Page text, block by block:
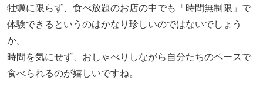
牡蠣に限らず、食べ放題のお店の中でも「時間無制限」で
体験できるというのはかなり珍しいのではないでしょう
か。
時間を気にせず、おしゃべりしながら自分たちのペースで
食べられるのが嬉しいですね。